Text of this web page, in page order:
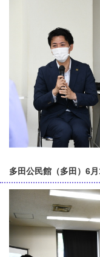
多田公民館（多田）6